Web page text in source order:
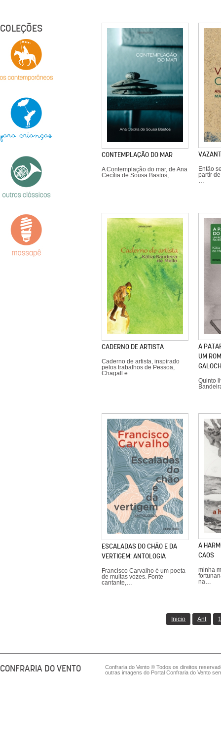
COLEÇÕES
CONTEMPLAÇÃO DO MAR
A Contemplação do mar, de Ana
Cecília de Sousa Bastos,…
Então
partir
…
CADERNO DE ARTISTA
Caderno de artista, inspirado
pelos trabalhos de Pessoa,
Chagall e…
A
UM
Quinto
ESCALADAS DO CHÃO E DA
VERTIGEM: ANTOLOGIA
Francisco Carvalho é um poeta
de muitas vozes. Fonte
cantante,…
A
CAOS
minha
na…
Inicio Ant
CONFRARIA DO VENTO
Confraria do Vento © Todos os direitos
outras imagens do Portal Confraria do Vento